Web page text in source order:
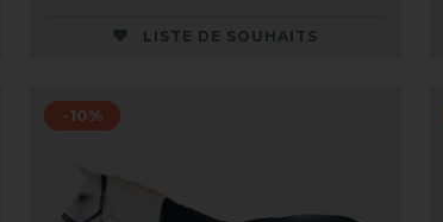
LISTE DE SOUHAITS
-10%